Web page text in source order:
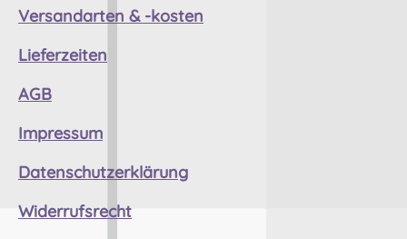
Versandarten & -kosten
Lieferzeiten
AGB
Impressum
Datenschutzerklärung
Widerrufsrecht